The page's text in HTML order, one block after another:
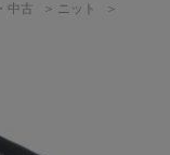
中古
ニット